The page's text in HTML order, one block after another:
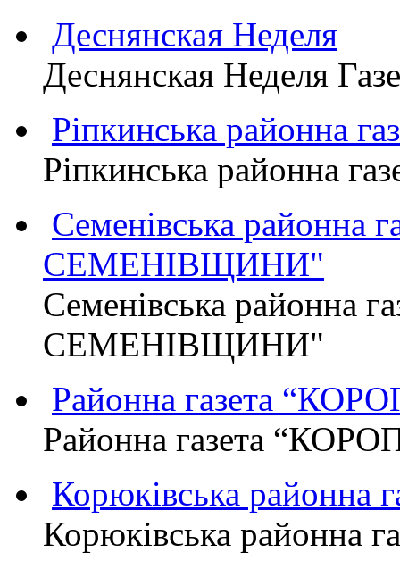
Деснянская Неделя
Деснянская Неделя
Ріпкинська районна
Ріпкинська районна
Семенівська районна
СЕМЕНІВЩИНИ"
Семенівська районна
СЕМЕНІВЩИНИ"
Районна газета
Районна газета
Корюківська районна
Корюківська районна